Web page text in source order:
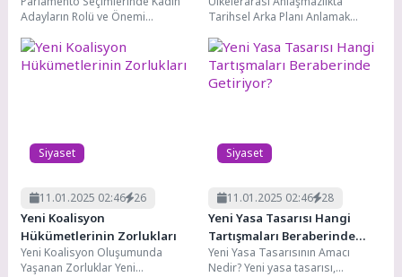
Adayların Rolü ve Önemi
adayların varlığı, demokratik
süreçlerin sağlıklı...
Tarihsel Arka Planı Anlamak
tarihsel arka planı anlamak,
mevcut çatışmaların köklerini...
Siyaset
11.01.2025 02:46 26
Yeni Koalisyon
Hükümetlerinin Zorlukları
Yeni Koalisyon Oluşumunda
Yaşanan Zorluklar Yeni
Siyaset
11.01.2025 02:46 28
Yeni Yasa Tasarısı Hangi
Tartışmaları Beraberinde
Getiriyor?
Yeni Yasa Tasarısının Amacı
Nedir? Yeni yasa tasarısı,